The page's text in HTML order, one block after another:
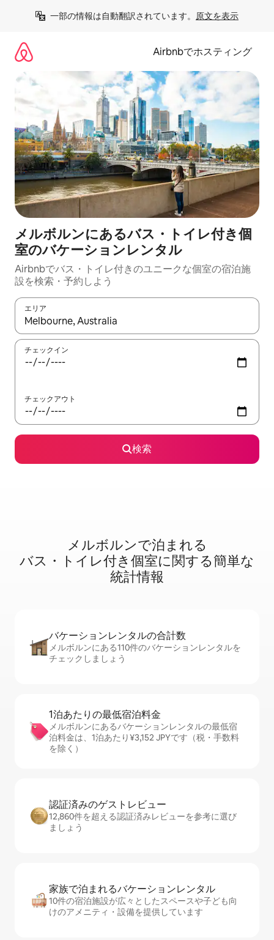
一部の情報は自動翻訳されています。 原文を表示
Airbnbでホスティング
メルボルンにあるバス・トイレ付き個
室のバケーションレンタル
Airbnbでバス・トイレ付きのユニークな個室の宿泊施
設を検索・予約しよう
エリア
検索結果が表示されたら、上下の矢印キーを使って移動するか
チェックイン
チェックアウト
検索
メルボルンで泊⁠ま⁠れ⁠る
バ⁠ス⁠・⁠ト⁠イ⁠レ⁠付⁠き個⁠室⁠に関⁠す⁠る簡⁠単⁠な
統⁠計⁠情⁠報
バケーションレ⁠ン⁠タ⁠ル⁠の合⁠計⁠数
メルボルンにある110件のバケーションレンタルを
チェックしましょう
1泊あたりの最⁠低⁠宿⁠泊⁠料⁠金
メルボルンにあるバケーションレンタルの最低宿
泊料金は、1泊あたり¥3,152 JPYです（税・手数料
を除く）
認証済みのゲ⁠ス⁠ト⁠レ⁠ビ⁠ュ⁠ー
12,860件を超える認証済みレビューを参考に選び
ましょう
家族で泊まれるバ⁠ケ⁠ー⁠シ⁠ョ⁠ンレ⁠ン⁠タ⁠ル
10件の宿泊施設が広々としたスペースや子ども向
けのアメニティ・設備を提供しています